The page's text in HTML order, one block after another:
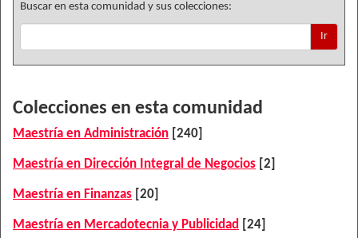
Buscar en esta comunidad y sus colecciones:
Ir
Colecciones en esta comunidad
Maestría en Administración [240]
Maestría en Dirección Integral de Negocios [2]
Maestría en Finanzas [20]
Maestría en Mercadotecnia y Publicidad [24]